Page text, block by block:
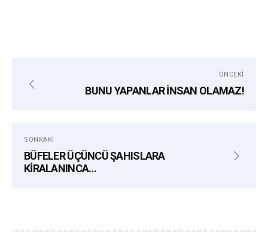
ÖNCEKI
BUNU YAPANLAR İNSAN OLAMAZ!
SONRAKI
BÜFELER ÜÇÜNCÜ ŞAHISLARA
KİRALANINCA…